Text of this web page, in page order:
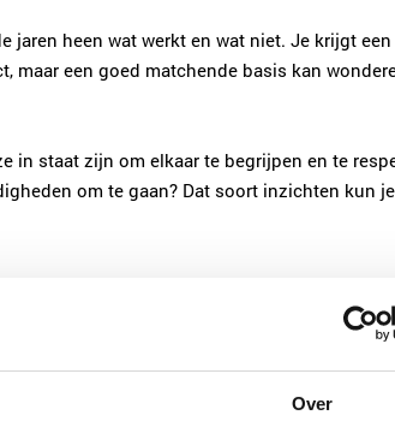
Over
heen wat werkt en wat niet. Je krijgt
maar een goed matchende basis kan
staat zijn om elkaar te begrijpen en te
om te gaan? Dat soort inzichten kun
dan een algoritme ooit kan doen